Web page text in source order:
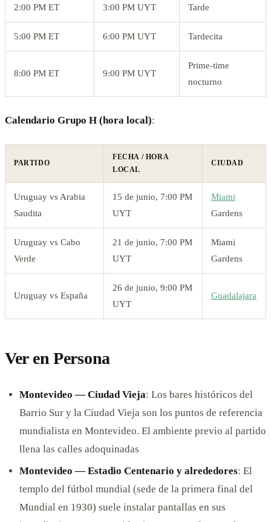
2:00 PM ET 3:00 PM UYT Tarde
5:00 PM ET 6:00 PM UYT Tardecita
8:00 PM ET 9:00 PM UYT
Prime-time
nocturno
Calendario Grupo H (hora local):
PARTIDO
FECHA / HORA
LOCAL
CIUDAD
Uruguay vs Arabia
Saudita
15 de junio, 7:00 PM
UYT
Miami
Gardens
Uruguay vs Cabo
Verde
21 de junio, 7:00 PM
UYT
Miami
Gardens
Uruguay vs España
26 de junio, 9:00 PM
UYT
Guadalajara
Ver en Persona
Montevideo — Ciudad Vieja: Los bares históricos del
Barrio Sur y la Ciudad Vieja son los puntos de referencia
mundialista en Montevideo. El ambiente previo al partido
llena las calles adoquinadas
Montevideo — Estadio Centenario y alrededores: El
templo del fútbol mundial (sede de la primera final del
Mundial en 1930) suele instalar pantallas en sus